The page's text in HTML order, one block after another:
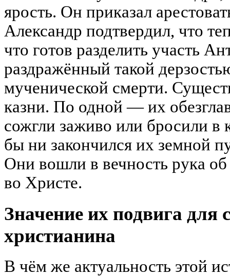
ярость. Он приказал
Александр подтвердил, что
что готов разделить участь
раздражённый такой
мученической смерти.
казни. По одной — их
сожгли заживо или бросили
бы ни закончился их земной
Они вошли в вечность рука
во Христе.
Значение их подвига для
христианина
В чём же актуальность этой